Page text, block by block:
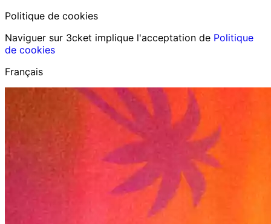
Politique de cookies
Naviguer sur 3cket implique l'acceptation de Politique
de cookies
Français